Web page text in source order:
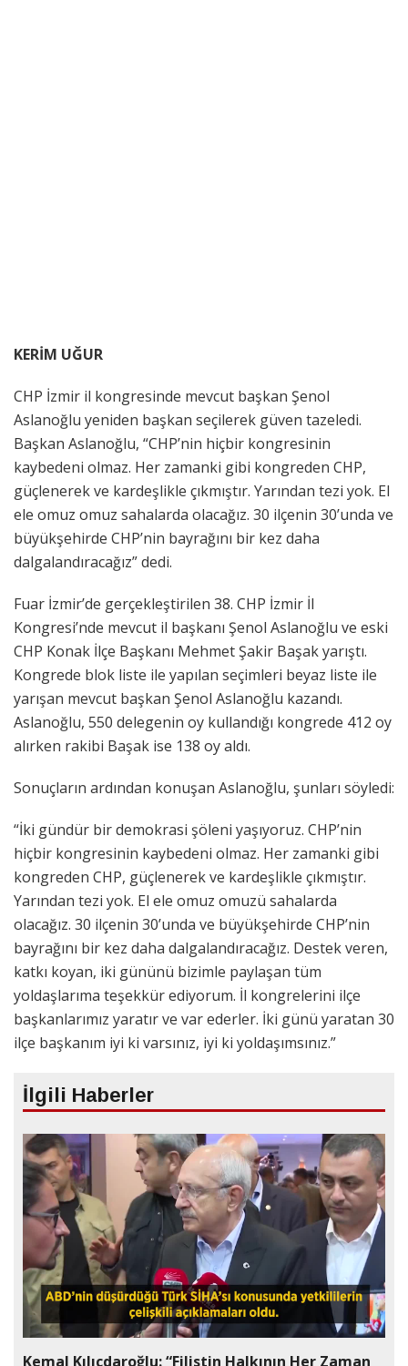
KERİM UĞUR
CHP İzmir il kongresinde mevcut başkan Şenol
Aslanoğlu yeniden başkan seçilerek güven tazeledi.
Başkan Aslanoğlu, “CHP’nin hiçbir kongresinin
kaybedeni olmaz. Her zamanki gibi kongreden CHP,
güçlenerek ve kardeşlikle çıkmıştır. Yarından tezi yok. El
ele omuz omuz sahalarda olacağız. 30 ilçenin 30’unda ve
büyükşehirde CHP’nin bayrağını bir kez daha
dalgalandıracağız” dedi.
Fuar İzmir’de gerçekleştirilen 38. CHP İzmir İl
Kongresi’nde mevcut il başkanı Şenol Aslanoğlu ve eski
CHP Konak İlçe Başkanı Mehmet Şakir Başak yarıştı.
Kongrede blok liste ile yapılan seçimleri beyaz liste ile
yarışan mevcut başkan Şenol Aslanoğlu kazandı.
Aslanoğlu, 550 delegenin oy kullandığı kongrede 412 oy
alırken rakibi Başak ise 138 oy aldı.
Sonuçların ardından konuşan Aslanoğlu, şunları söyledi:
“İki gündür bir demokrasi şöleni yaşıyoruz. CHP’nin
hiçbir kongresinin kaybedeni olmaz. Her zamanki gibi
kongreden CHP, güçlenerek ve kardeşlikle çıkmıştır.
Yarından tezi yok. El ele omuz omuzü sahalarda
olacağız. 30 ilçenin 30’unda ve büyükşehirde CHP’nin
bayrağını bir kez daha dalgalandıracağız. Destek veren,
katkı koyan, iki gününü bizimle paylaşan tüm
yoldaşlarıma teşekkür ediyorum. İl kongrelerini ilçe
başkanlarımız yaratır ve var ederler. İki günü yaratan 30
ilçe başkanım iyi ki varsınız, iyi ki yoldaşımsınız.”
İlgili Haberler
Kemal Kılıçdaroğlu: “Filistin Halkının Her Zaman